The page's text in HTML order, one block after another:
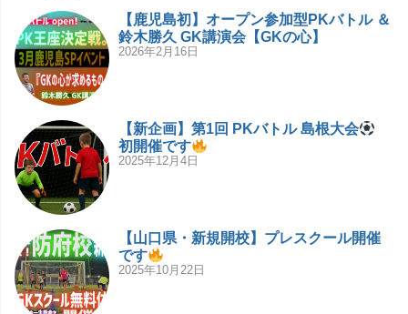
【鹿児島初】オープン参加型PKバトル ＆
鈴木勝久 GK講演会【GKの心】
2026年2月16日
【新企画】第1回 PKバトル 島根大会
初開催です
2025年12月4日
【山口県・新規開校】プレスクール開催
です
2025年10月22日